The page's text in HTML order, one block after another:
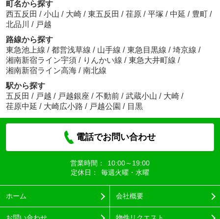
町名から探す
西五反田 / 小山 / 大崎 / 東五反田 / 荏原 / 平塚 / 中延 / 豊町 /
北品川 / 戸越
路線から探す
東急池上線 / 都営浅草線 / 山手線 / 東急目黒線 / 埼京線 /
湘南新宿ライン宇須 / りんかい線 / 東急大井町線 /
湘南新宿ライン高海 / 南北線
駅から探す
五反田 / 戸越 / 戸越銀座 / 不動前 / 武蔵小山 / 大崎 /
荏原中延 / 大崎広小路 / 戸越公園 / 目黒
電話でお問い合わせ
営業時間：
10:00～19:00
定休日：
毎週火曜・水曜
ホーム 会社概要